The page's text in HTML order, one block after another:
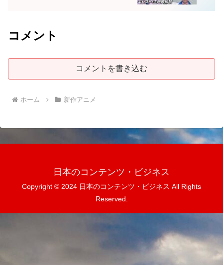
コメント
コメントを書き込む
ホーム 新作アニメ
日本のコンテンツ・ビジネス
Copyright © 2024 日本のコンテンツ・ビジネス All Rights
Reserved.